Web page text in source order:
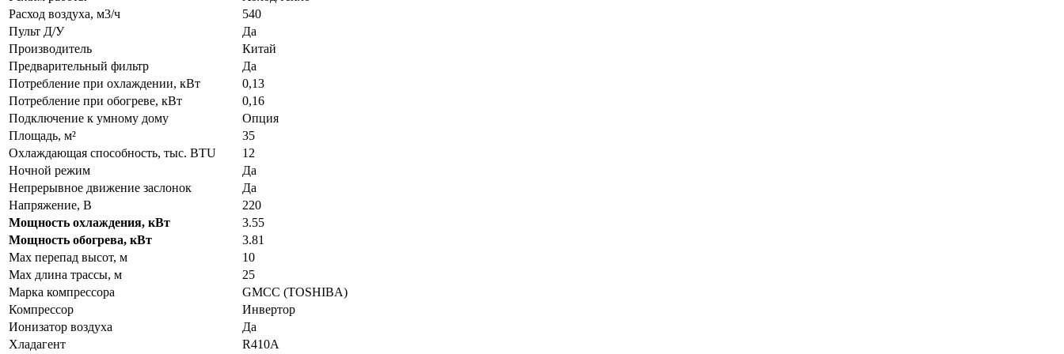
Расход воздуха, м3/ч
540
Пульт Д/У
Да
Производитель
Китай
Предварительный фильтр
Да
Потребление при охлаждении, кВт
0,13
Потребление при обогреве, кВт
0,16
Подключение к умному дому
Опция
Площадь, м²
35
Охлаждающая способность, тыс. BTU
12
Ночной режим
Да
Непрерывное движение заслонок
Да
Напряжение, В
220
Мощность охлаждения, кВт
3.55
Мощность обогрева, кВт
3.81
Max перепад высот, м
10
Max длина трассы, м
25
Марка компрессора
GMCC (TOSHIBA)
Компрессор
Инвертор
Ионизатор воздуха
Да
Хладагент
R410A